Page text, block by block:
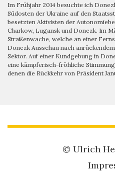
Im Frühjahr 2014 besuchte ich
Südosten der Ukraine auf den
besetzten Aktivisten der
Charkow, Lugansk und Donezk. Im
Straßenwache, welche an einer
Donezk Ausschau nach
Sektor. Auf einer Kundgebung in
eine kämpferisch-fröhliche
denen die Rückkehr von Präsident
© Ulrich